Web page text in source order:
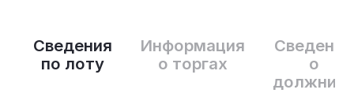
Сведения
по лоту
Информация
о торгах
Сведения
о